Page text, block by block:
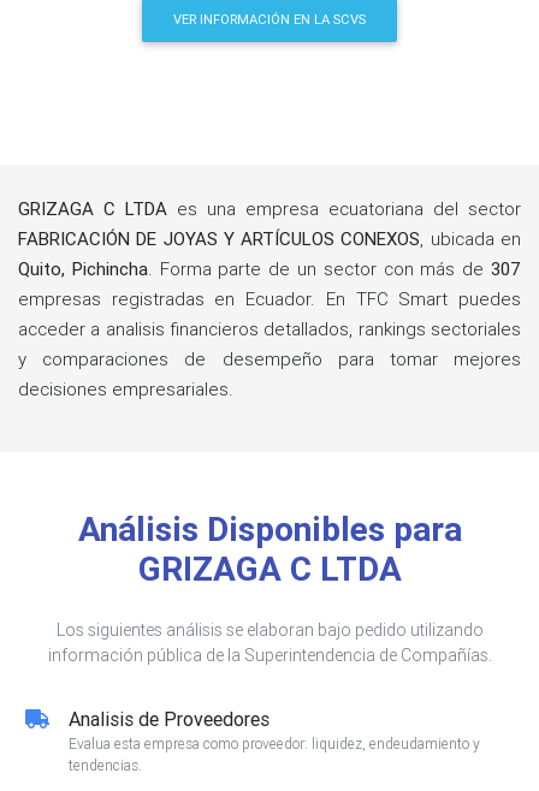
VER INFORMACIÓN EN LA SCVS
GRIZAGA C LTDA es una empresa ecuatoriana del sector
FABRICACIÓN DE JOYAS Y ARTÍCULOS CONEXOS, ubicada en
Quito, Pichincha. Forma parte de un sector con más de307
empresas registradas en Ecuador. En TFC Smart puedes
acceder a analisis financieros detallados, rankings sectoriales
y comparaciones de desempeño para tomar mejores
decisiones empresariales.
Análisis Disponibles para
GRIZAGA C LTDA
Los siguientes análisis se elaboran bajo pedido utilizando
información pública de la Superintendencia de Compañías.
Analisis de Proveedores
Evalua esta empresa como proveedor: liquidez, endeudamiento y
tendencias.